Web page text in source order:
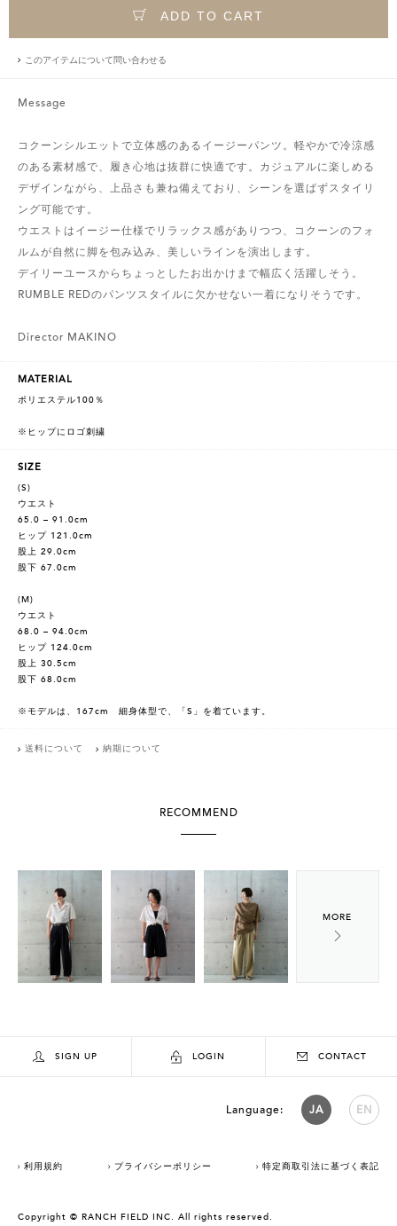
ADD TO CART
このアイテムについて問い合わせる
Message
コクーンシルエットで立体感のあるイージーパンツ。軽やかで冷涼感
のある素材感で、履き心地は抜群に快適です。カジュアルに楽しめる
デザインながら、上品さも兼ね備えており、シーンを選ばずスタイリ
ング可能です。
ウエストはイージー仕様でリラックス感がありつつ、コクーンのフォ
ルムが自然に脚を包み込み、美しいラインを演出します。
デイリーユースからちょっとしたお出かけまで幅広く活躍しそう。
RUMBLE REDのパンツスタイルに欠かせない一着になりそうです。
Director MAKINO
MATERIAL
ポリエステル100％
※ヒップにロゴ刺繍
SIZE
(S)
ウエスト
65.0 – 91.0cm
ヒップ 121.0cm
股上 29.0cm
股下 67.0cm
(M)
ウエスト
68.0 – 94.0cm
ヒップ 124.0cm
股上 30.5cm
股下 68.0cm
※モデルは、167cm 細身体型で、「S」を着ています。
送料について 納期について
RECOMMEND
SIGN UP LOGIN CONTACT
Language: JA EN
利用規約 プライバシーポリシー 特定商取引法に基づく表記
Copyright © RANCH FIELD INC. All rights reserved.